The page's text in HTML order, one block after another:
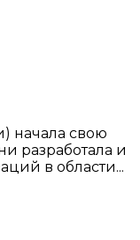
начала свою
разработала и
в области...